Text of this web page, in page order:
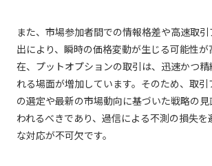
また、市場参加者間での情報格差や高速取
出により、瞬時の価格変動が生じる可能性が
在、プットオプションの取引は、迅速かつ
れる場面が増加しています。そのため、取
の選定や最新の市場動向に基づいた戦略の
われるべきであり、過信による不測の損失を
な対応が不可欠です。